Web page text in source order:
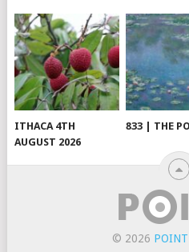
ITHACA 4TH
AUGUST 2026
833 | THE
© 2026